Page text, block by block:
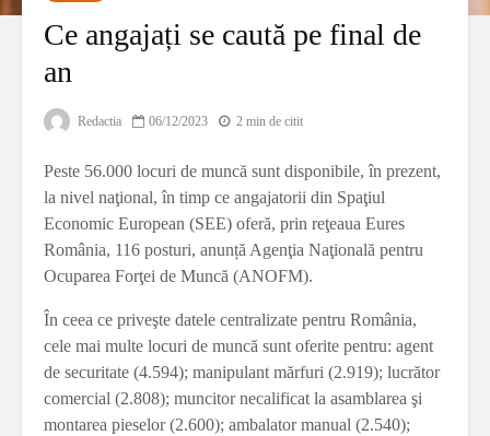
Ce angajați se caută pe final de
an
Redactia 06/12/2023 2 min de citit
Peste 56.000 locuri de muncă sunt disponibile, în prezent,
la nivel naţional, în timp ce angajatorii din Spaţiul
Economic European (SEE) oferă, prin reţeaua Eures
România, 116 posturi, anunță Agenţia Naţională pentru
Ocuparea Forţei de Muncă (ANOFM).
În ceea ce priveşte datele centralizate pentru România,
cele mai multe locuri de muncă sunt oferite pentru: agent
de securitate (4.594); manipulant mărfuri (2.919); lucrător
comercial (2.808); muncitor necalificat la asamblarea şi
montarea pieselor (2.600); ambalator manual (2.540);